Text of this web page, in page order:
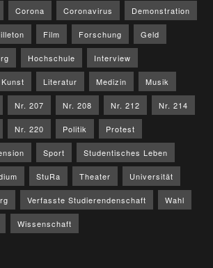
Corona Coronavirus Demonstration
Film Forschung Geld
Hochschule Interview
Kunst Literatur Medizin Musik
Nr. 207 Nr. 208 Nr. 212 Nr. 214
Nr. 220 Politik Protest
Sport Studentisches Leben
StuRa Theater Universität
Verfasste Studierendenschaft Wahl
Wissenschaft